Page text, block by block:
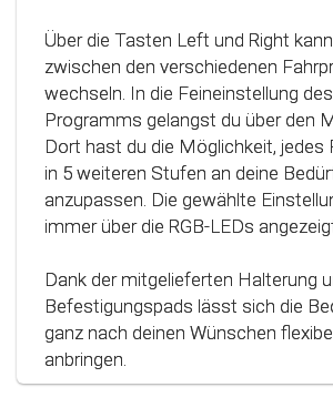
Über die Tasten Left und Right
zwischen den verschiedenen
wechseln. In die Feineinstellung
Programms gelangst du über den
Dort hast du die Möglichkeit, jedes
in 5 weiteren Stufen an deine
anzupassen. Die gewählte
immer über die RGB-LEDs
Dank der mitgelieferten Halterung
Befestigungspads lässt sich die
ganz nach deinen Wünschen
anbringen.
Technologie werden alle Potenziale
Fahrzeuges erkannt und können
werden.